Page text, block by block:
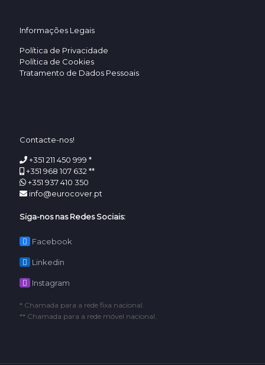
Informações Legais
Política de Privacidade
Política de Cookies
Tratamento de Dados Pessoais
Contacte-nos!
+351 211 450 999 *
+351 968 107 632 **
+351 937 410 350
info@eurocover.pt
Siga-nos nas Redes Sociais:
Facebook
Linkedin
Instagram
* Chamada para a rede fixa nacional.
** Chamada para a rede móvel nacional.